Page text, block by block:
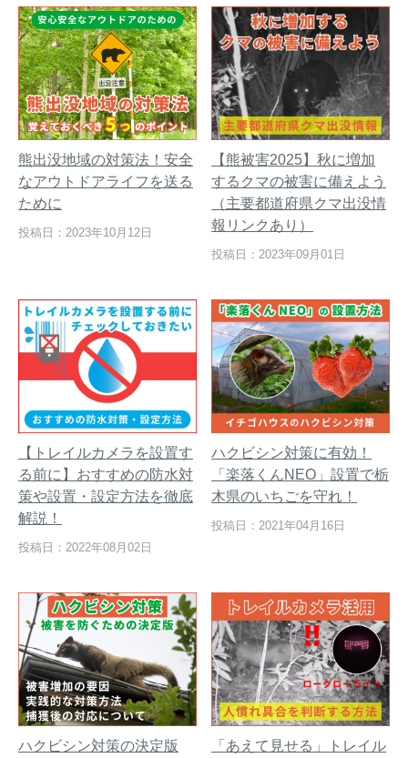
ご相談
お問い合わせ
オンライン
ショップ
閉じる
熊出没地域の対策法！安全
なアウトドアライフを送る
ために
投稿日：2023年10月12日
【熊被害2025】秋に増加
するクマの被害に備えよう
（主要都道府県クマ出没情
報リンクあり）
投稿日：2023年09月01日
【トレイルカメラを設置す
る前に】おすすめの防水対
策や設置・設定方法を徹底
解説！
投稿日：2022年08月02日
ハクビシン対策に有効！
「楽落くんNEO」設置で栃
木県のいちごを守れ！
投稿日：2021年04月16日
ハクビシン対策の決定版
「あえて見せる」トレイル